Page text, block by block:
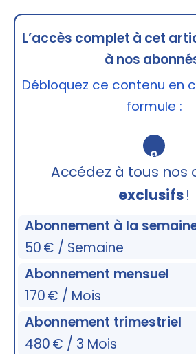
L’accès complet à cet
à nos
Débloquez ce contenu en
formule :
🔒
Accédez à tous nos
exclusifs!
Abonnement à la
50 € / Semaine
Abonnement mensuel
170 € / Mois
Abonnement trimestriel
480 € / 3 Mois